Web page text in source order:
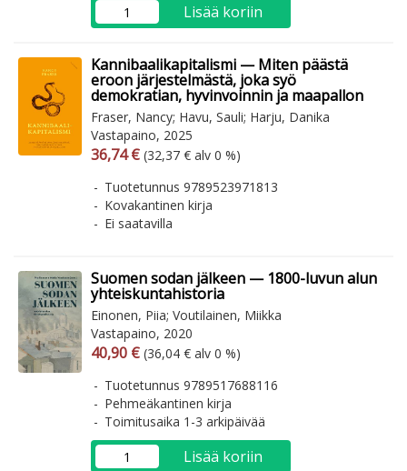
Lisää koriin
Kannibaalikapitalismi — Miten päästä
eroon järjestelmästä, joka syö
demokratian, hyvinvoinnin ja maapallon
Fraser, Nancy; Havu, Sauli; Harju, Danika
Vastapaino, 2025
Arvonlisäverollinen hinta
36,74 € Arvonlisäveroton hinta
(32,37 € alv 0 %)
Tuotetunnus 9789523971813
Kovakantinen kirja
Ei saatavilla
Suomen sodan jälkeen — 1800-luvun alun
yhteiskuntahistoria
Einonen, Piia; Voutilainen, Miikka
Vastapaino, 2020
Arvonlisäverollinen hinta
40,90 € Arvonlisäveroton hinta
(36,04 € alv 0 %)
Tuotetunnus 9789517688116
Pehmeäkantinen kirja
Toimitusaika 1-3 arkipäivää
Lisää koriin